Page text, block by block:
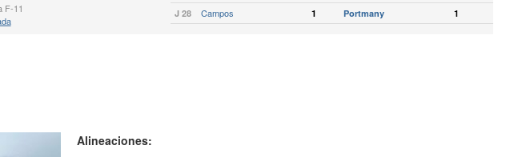
F-11
J 28
Campos 1 Portmany 1
Alineaciones: